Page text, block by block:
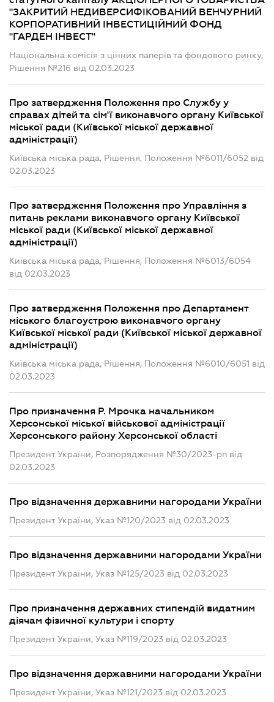
"ЗАКРИТИЙ НЕДИВЕРСИФІКОВАНИЙ ВЕНЧУРНИЙ
КОРПОРАТИВНИЙ ІНВЕСТИЦІЙНИЙ ФОНД
"ГАРДЕН ІНВЕСТ"
Національна комісія з цінних паперів та фондового ринку,
Рішення №216 від 02.03.2023
Про затвердження Положення про Службу у
справах дітей та сім'ї виконавчого органу Київської
міської ради (Київської міської державної
адміністрації)
Київська міська рада, Рішення, Положення №6011/6052 від
02.03.2023
Про затвердження Положення про Управління з
питань реклами виконавчого органу Київської
міської ради (Київської міської державної
адміністрації)
Київська міська рада, Рішення, Положення №6013/6054
від 02.03.2023
Про затвердження Положення про Департамент
міського благоустрою виконавчого органу
Київської міської ради (Київської міської державної
адміністрації)
Київська міська рада, Рішення, Положення №6010/6051 від
02.03.2023
Про призначення Р. Мрочка начальником
Херсонської міської військової адміністрації
Херсонського району Херсонської області
Президент України, Розпорядження №30/2023-рп від
02.03.2023
Про відзначення державними нагородами України
Президент України, Указ №120/2023 від 02.03.2023
Про відзначення державними нагородами України
Президент України, Указ №125/2023 від 02.03.2023
Про призначення державних стипендій видатним
діячам фізичної культури і спорту
Президент України, Указ №119/2023 від 02.03.2023
Про відзначення державними нагородами України
Президент України, Указ №121/2023 від 02.03.2023